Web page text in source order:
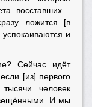
восставших…
ложится [в
и
Сейчас идёт
[из] первого
человек
И мы